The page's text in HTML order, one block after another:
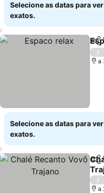
Selecione as datas para
exatos.
/
a
Selecione as datas para
exatos.
/
a